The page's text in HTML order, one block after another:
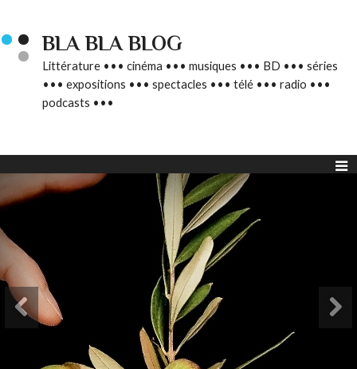
BLA BLA BLOG
Littérature ••• cinéma ••• musiques ••• BD ••• séries
••• expositions ••• spectacles ••• télé ••• radio •••
podcasts •••